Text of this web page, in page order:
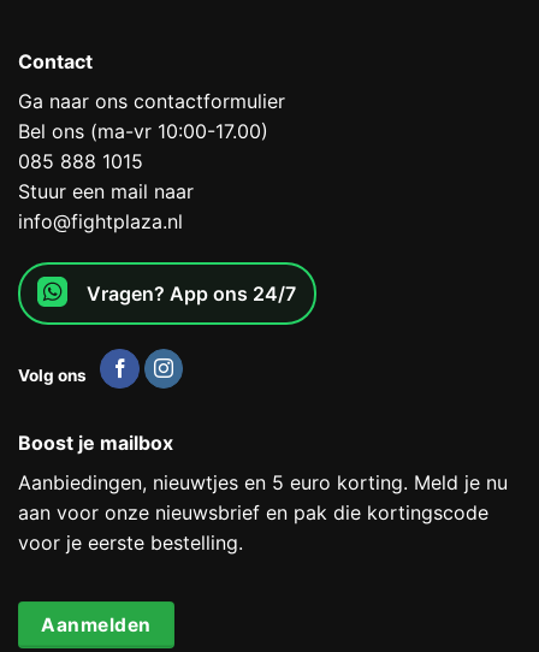
Contact
Ga naar ons contactformulier
Bel ons (ma-vr 10:00-17.00)
085 888 1015
Stuur een mail naar
info@fightplaza.nl
Vragen? App ons 24/7
Volg ons
Boost je mailbox
Aanbiedingen, nieuwtjes en 5 euro korting. Meld je nu
aan voor onze nieuwsbrief en pak die kortingscode
voor je eerste bestelling.
Aanmelden